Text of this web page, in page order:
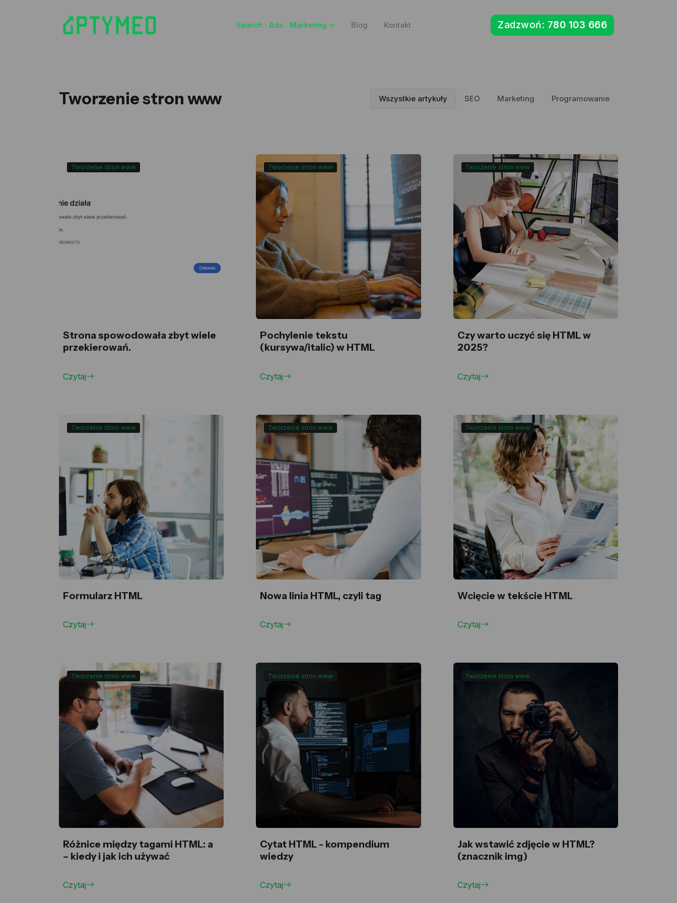
Search ⋅ Ads ⋅ Marketing Blog Kontakt Zadzwoń: 780 103 666
Tworzenie stron www Wszystkie artykuły SEO Marketing Programowanie
Tworzenie stron www
Strona spowodowała zbyt wiele
przekierowań.
Czytaj
Tworzenie stron www
Pochylenie tekstu
(kursywa/italic) w HTML
Czytaj
Tworzenie stron www
Czy warto uczyć się HTML w
2025?
Czytaj
Tworzenie stron www
Formularz HTML
Czytaj
Tworzenie stron www
Nowa linia HTML, czyli tag
Czytaj
Tworzenie stron www
Wcięcie w tekście HTML
Czytaj
Tworzenie stron www
Różnice między tagami HTML: a
– kiedy i jak ich używać
Czytaj
Tworzenie stron www
Cytat HTML - kompendium
wiedzy
Czytaj
Tworzenie stron www
Jak wstawić zdjęcie w HTML?
(znacznik img)
Czytaj